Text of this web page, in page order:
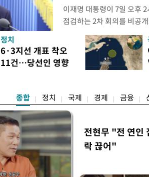
이재명 대통령이 7일 오후
점검하는 2차 회의를 비공
관계부처 장관들과 위원
금융 지원 방향 및 방안과
지원 방안을 보고 받았다고
면 브리핑에서 밝혔다 회의
정치
6·3지선 개표 착오
11건…당선인 영향
종합 정치 국제 경제 금융
전현무 "전 연인
락 끊어"